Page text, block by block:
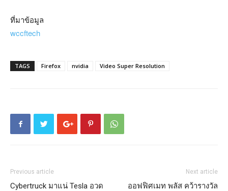
ที่มาข้อมูล
wccftech
TAGS Firefox nvidia Video Super Resolution
Previous article
Cybertruck มาแน่ Tesla อวด
Next article
ออฟฟิศเมท พลัส คว้ารางวัล